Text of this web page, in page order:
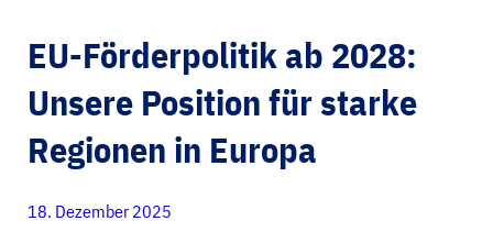
EU-Förderpolitik ab 2028:
Unsere Position für starke
Regionen in Europa
18. Dezember 2025